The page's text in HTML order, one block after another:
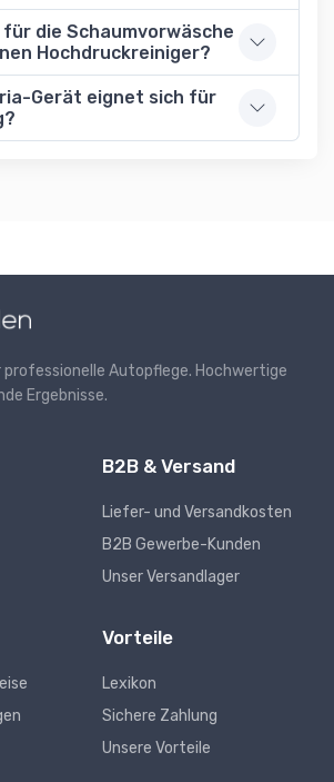
die Schaumvorwäsche
Hochdruckreiniger?
Gerät eignet sich für
professionelle Autopflege. Hochwertige
Ergebnisse.
B2B & Versand
Liefer- und Versandkosten
B2B Gewerbe-Kunden
Unser Versandlager
Vorteile
Lexikon
Sichere Zahlung
Unsere Vorteile